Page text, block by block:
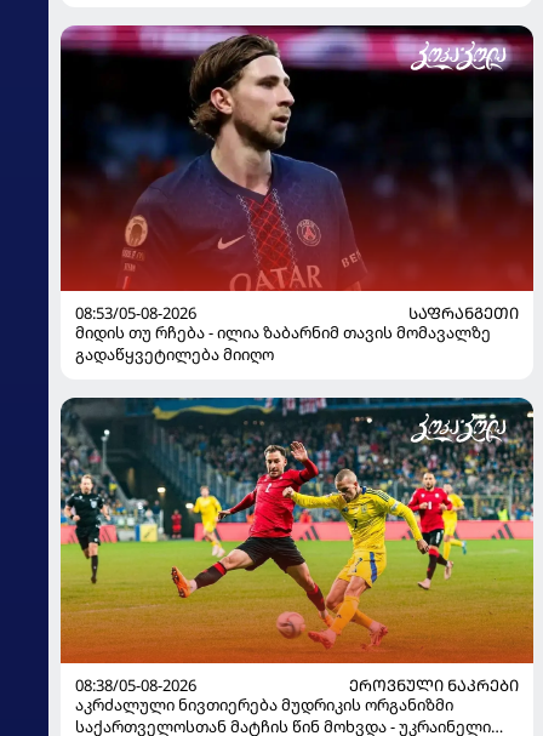
08:53/05-08-2026
ᲡᲐᲤᲠᲐᲜᲒᲔᲗᲘ
მიდის თუ რჩება - ილია ზაბარნიმ თავის მომავალზე
გადაწყვეტილება მიიღო
08:38/05-08-2026
ᲔᲠᲝᲕᲜᲣᲚᲘ ᲜᲐᲙᲠᲔᲑᲘ
აკრძალული ნივთიერება მუდრიკის ორგანიზმი
საქართველოსთან მატჩის წინ მოხვდა - უკრაინელი